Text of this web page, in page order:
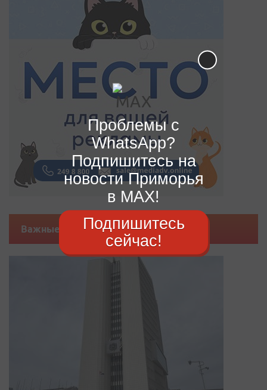
Важные новости
Проблемы с
WhatsApp?
Подпишитесь на
новости Приморья
в MAX!
Подпишитесь
сейчас!